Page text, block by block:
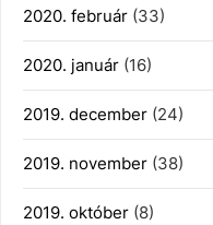
2020. február (33)
2020. január (16)
2019. december (24)
2019. november (38)
2019. október (8)